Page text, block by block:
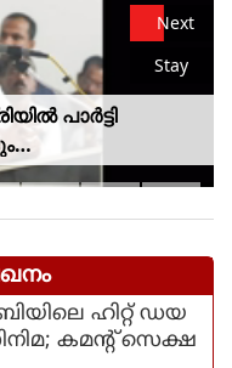
Next
Stay
പാര്‍ട്ടി
മന്ത്രി
ബിയിലെ ഹിറ്റ് ഡയ
കമന്റ് സെക്ഷ